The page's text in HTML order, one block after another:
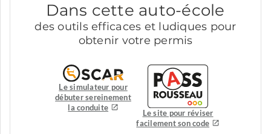
Dans cette auto-école
des outils efficaces et ludiques pour
obtenir votre permis
Le simulateur pour
débuter sereinement
la conduite
Le site pour réviser
facilement son code